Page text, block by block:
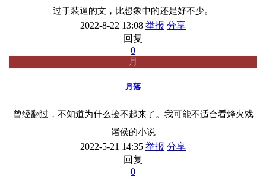
过于装逼的文，比想象中的还是好不少。
2022-8-22 13:08 举报 分享
回复
0
月
月落
曾经翻过，不知道为什么捡不起来了。我可能不适合看烽火戏
诸侯的小说
2022-5-21 14:35 举报 分享
回复
0